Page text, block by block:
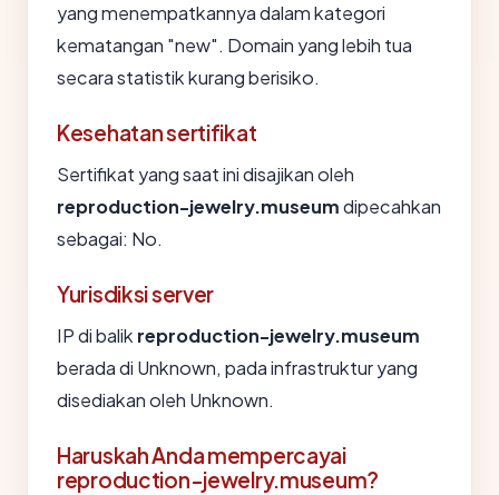
yang menempatkannya dalam kategori
kematangan "new". Domain yang lebih tua
secara statistik kurang berisiko.
Kesehatan sertifikat
Sertifikat yang saat ini disajikan oleh
reproduction-jewelry.museumdipecahkan
sebagai: No.
Yurisdiksi server
IP di balik reproduction-jewelry.museum
berada di Unknown, pada infrastruktur yang
disediakan oleh Unknown.
Haruskah Anda mempercayai
reproduction-jewelry.museum?